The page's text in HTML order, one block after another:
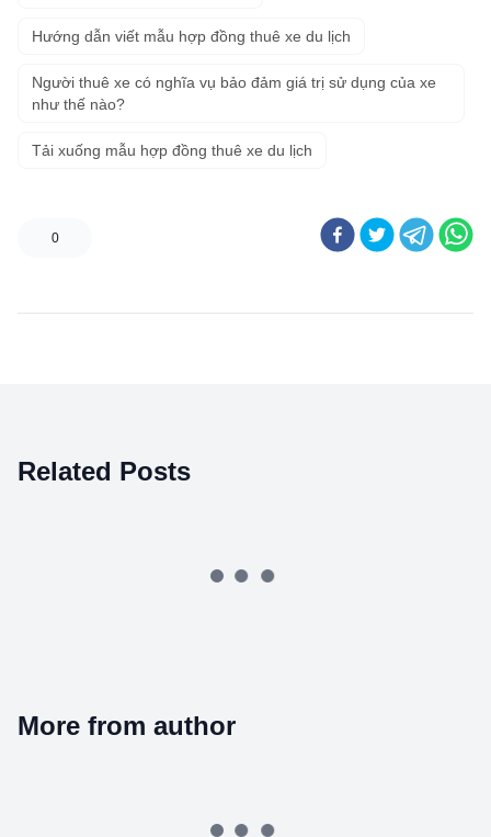
Hướng dẫn viết mẫu hợp đồng thuê xe du lịch
Người thuê xe có nghĩa vụ bảo đảm giá trị sử dụng của xe
như thế nào?
Tải xuống mẫu hợp đồng thuê xe du lịch
0
Related Posts
More from author